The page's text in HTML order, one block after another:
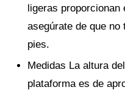
ligeras proporcionan
asegúrate de que no
pies.
Medidas La altura
plataforma es de